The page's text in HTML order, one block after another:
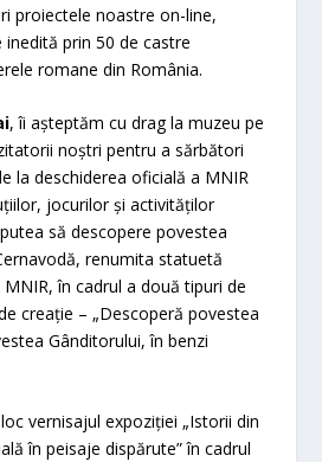
proiectele noastre on-line,
prin 50 de castre
romane din România.
, îi așteptăm cu drag la muzeu pe
noștri pentru a sărbători
la deschiderea oficială a MNIR
jocurilor și activităților
să descopere povestea
renumita statuetă
în cadrul a două tipuri de
creație – „Descoperă povestea
Gânditorului, în benzi
vernisajul expoziției „Istorii din
în peisaje dispărute” în cadrul